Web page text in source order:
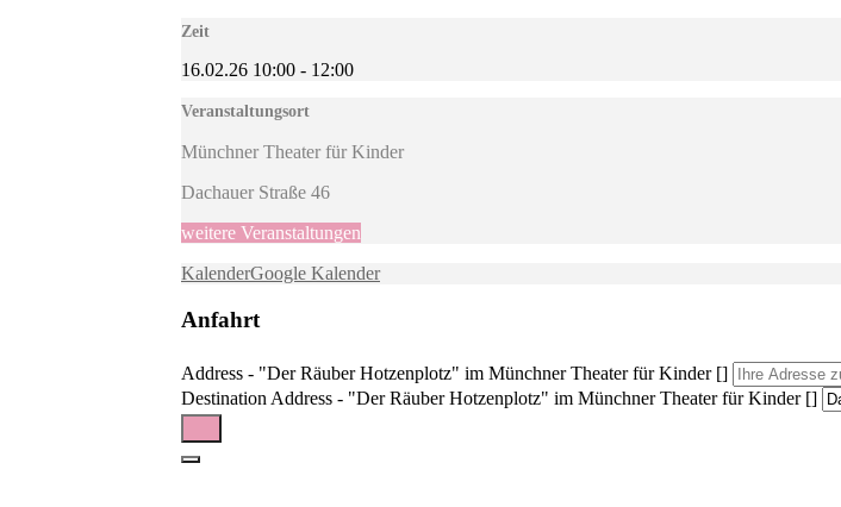
Zeit
16.02.26 10:00 - 12:00
Veranstaltungsort
Münchner Theater für Kinder
Dachauer Straße 46
weitere Veranstaltungen
KalenderGoogle Kalender
Anfahrt
Address - "Der Räuber Hotzenplotz" im Münchner Theater für Kinder []
Destination Address - "Der Räuber Hotzenplotz" im Münchner Theater für Kinder []